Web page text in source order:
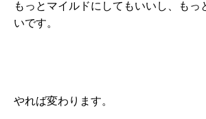
もっとマイルドにしてもいいし、もっ
いです。
やれば変わります。